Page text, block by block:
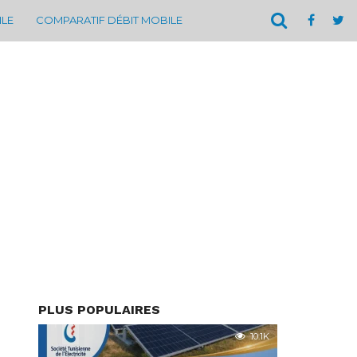
COMPARATIF DÉBIT MOBILE
PLUS POPULAIRES
10.1K